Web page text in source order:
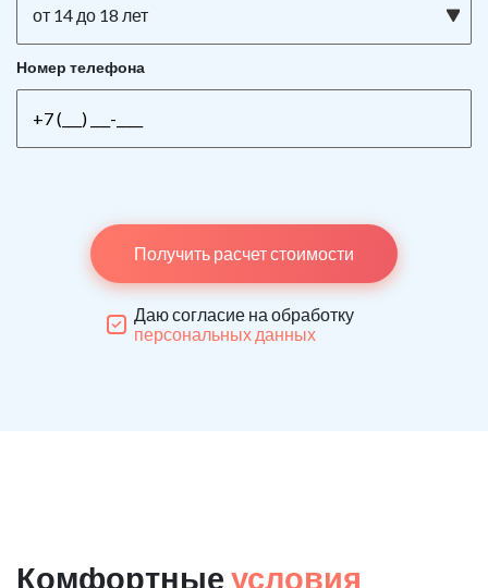
от 14 до 18 лет
Номер телефона
Получить расчет стоимости
Даю согласие на обработку
персональных данных
Комфортные условия